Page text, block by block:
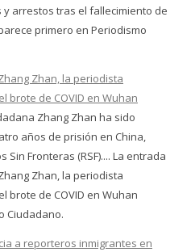
arrestos tras el fallecimiento de
primero en Periodismo
Zhan, la periodista
brote de COVID en Wuhan
Zhang Zhan ha sido
años de prisión en China,
Fronteras (RSF).... La entrada
Zhan, la periodista
brote de COVID en Wuhan
Ciudadano.
a reporteros inmigrantes en